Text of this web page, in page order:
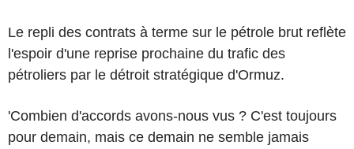
Le repli des contrats à terme sur le pétrole brut reflète
l'espoir d'une reprise prochaine du trafic des
pétroliers par le détroit stratégique d'Ormuz.
'Combien d'accords avons-nous vus ? C'est toujours
pour demain, mais ce demain ne semble jamais